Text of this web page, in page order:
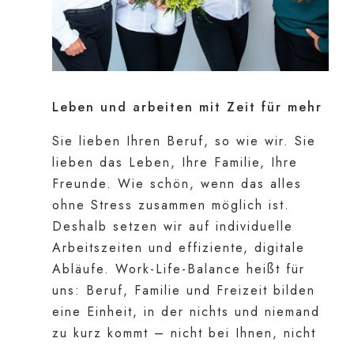
Leben und arbeiten mit Zeit für mehr
Sie lieben Ihren Beruf, so wie wir. Sie
lieben das Leben, Ihre Familie, Ihre
Freunde. Wie schön, wenn das alles
ohne Stress zusammen möglich ist.
Deshalb setzen wir auf individuelle
Arbeitszeiten und effiziente, digitale
Abläufe. Work-Life-Balance heißt für
uns: Beruf, Familie und Freizeit bilden
eine Einheit, in der nichts und niemand
zu kurz kommt – nicht bei Ihnen, nicht